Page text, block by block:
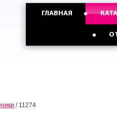
График работы
Опт с
ГЛАВНАЯ
/ 11274